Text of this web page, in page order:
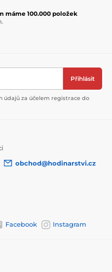
máme 100.000 položek
Přihlásit
údajů za účelem registrace do
obchod@hodinarstvi.cz
Facebook Instagram